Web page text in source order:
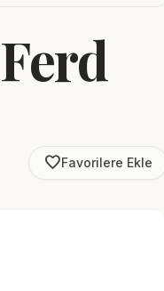
favorite_borderFavorilere Ekle